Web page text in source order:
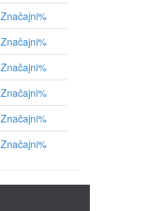
Značajni%
Značajni%
Značajni%
Značajni%
Značajni%
Značajni%